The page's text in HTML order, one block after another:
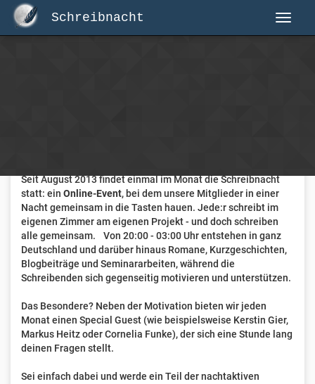
Schreibnacht
Seit August 2013 findet einmal im Monat die Schreibnacht
statt: ein Online-Event, bei dem unsere Mitglieder in einer
Nacht gemeinsam in die Tasten hauen. Jede:r schreibt im
eigenen Zimmer am eigenen Projekt - und doch schreiben
alle gemeinsam. Von 20:00 - 03:00 Uhr entstehen in ganz
Deutschland und darüber hinaus Romane, Kurzgeschichten,
Blogbeiträge und Seminararbeiten, während die
Schreibenden sich gegenseitig motivieren und unterstützen.
Das Besondere? Neben der Motivation bieten wir jeden
Monat einen Special Guest (wie beispielsweise Kerstin Gier,
Markus Heitz oder Cornelia Funke), der sich eine Stunde lang
deinen Fragen stellt.
Sei einfach dabei und werde ein Teil der nachtaktiven